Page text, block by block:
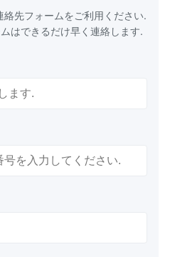
先フォームをご利用ください.
はできるだけ早く連絡します.